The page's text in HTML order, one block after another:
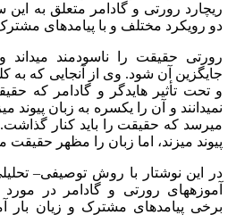
ریچارد رورتی و گادامر متعلق به
دو رویکرد مختلف و با پیامدهای
رورتی حقیقت را ناسودمند
جایگزین آن شود. وی از آنجایی که به
و تحت تأثیر هایدگر و گادامر که
نمی­دانند و آن را یکسره به زبان پیوند
می­رسد که حقیقت را باید کنار
پیوند می­زند، اما زبان را مظهر حقیقت
در این نوشتار با روش توصیفی–
آموزه­های رورتی و گادامر در
برخی پیامدهای مشترک و زیان بار